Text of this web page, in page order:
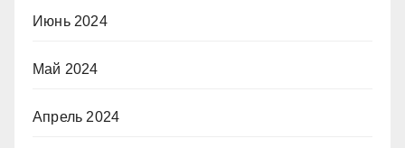
Июнь 2024
Май 2024
Апрель 2024